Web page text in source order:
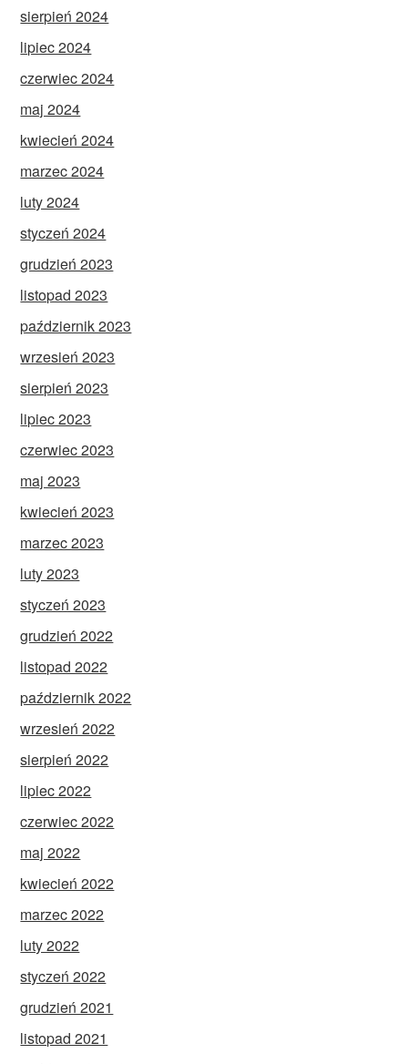
sierpień 2024
lipiec 2024
czerwiec 2024
maj 2024
kwiecień 2024
marzec 2024
luty 2024
styczeń 2024
grudzień 2023
listopad 2023
październik 2023
wrzesień 2023
sierpień 2023
lipiec 2023
czerwiec 2023
maj 2023
kwiecień 2023
marzec 2023
luty 2023
styczeń 2023
grudzień 2022
listopad 2022
październik 2022
wrzesień 2022
sierpień 2022
lipiec 2022
czerwiec 2022
maj 2022
kwiecień 2022
marzec 2022
luty 2022
styczeń 2022
grudzień 2021
listopad 2021